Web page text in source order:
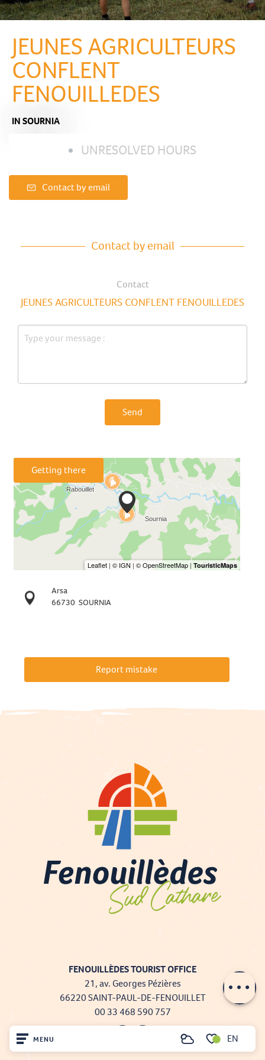
MENU
Voir les favoris
Search EN
JEUNES AGRICULTEURS
CONFLENT
FENOUILLEDES
IN SOURNIA
UNRESOLVED HOURS
Contact by email
Contact by email
Contact
JEUNES AGRICULTEURS CONFLENT FENOUILLEDES
Send
Getting there
Arsa
66730 SOURNIA
Report mistake
FENOUILLÈDES TOURIST OFFICE
21, av. Georges Pézières
66220 SAINT-PAUL-DE-FENOUILLET
00 33 468 590 757